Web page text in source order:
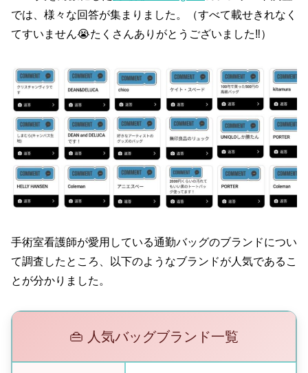
では、様々な回答が集まりました。（すべて載せきれなく
てすいません😭たくさんありがとうございました‼︎）
手術室看護師が愛用している通勤バッグのブランドについ
て調査したところ、以下のようなブランドが人気であるこ
とが分かりました。
👜 人気バッグブランド一覧